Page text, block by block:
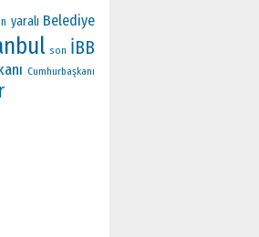
yaralı Belediye
son İBB
Cumhurbaşkanı